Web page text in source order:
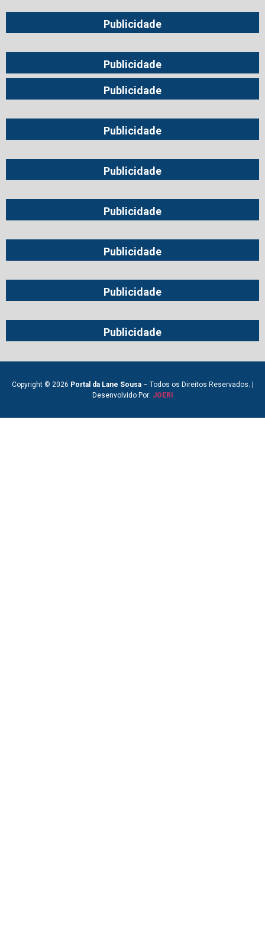
Publicidade
Publicidade
Publicidade
Publicidade
Publicidade
Publicidade
Publicidade
Publicidade
Publicidade
Copyright © 2026 Portal da Lane Sousa– Todos os Direitos Reservados. |
Desenvolvido Por: JOERI